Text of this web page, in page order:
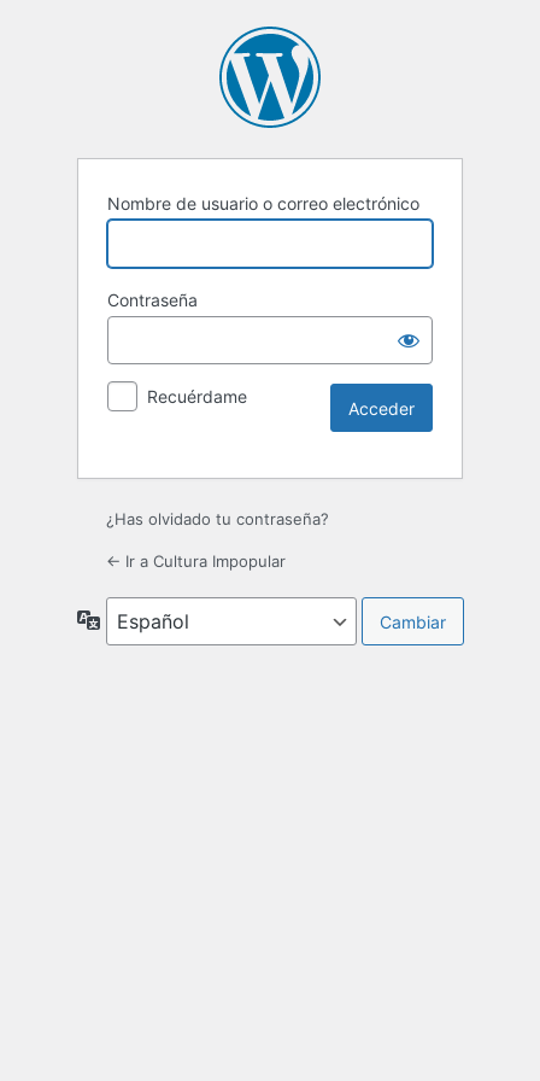
Nombre de usuario o correo electrónico
Contraseña
Recuérdame
¿Has olvidado tu contraseña?
← Ir a Cultura Impopular
Idioma